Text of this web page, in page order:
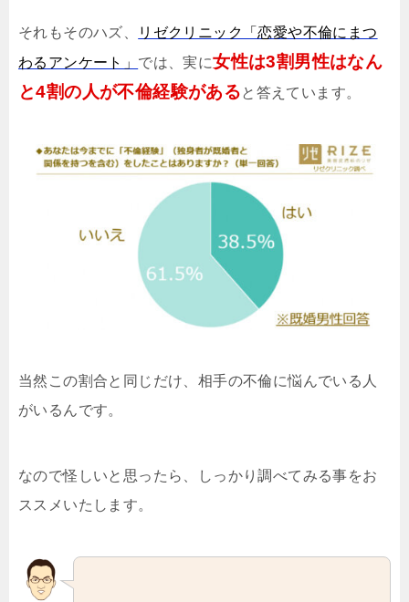
それもそのハズ、
リゼクリニック「恋愛や不倫にまつ
わるアンケート」 では、実に女性は3割男性はなん
と4割の人が不倫経験があると答えています。
当然この割合と同じだけ、相手の不倫に悩んでいる人
がいるんです。
なので怪しいと思ったら、しっかり調べてみる事をお
ススメいたします。